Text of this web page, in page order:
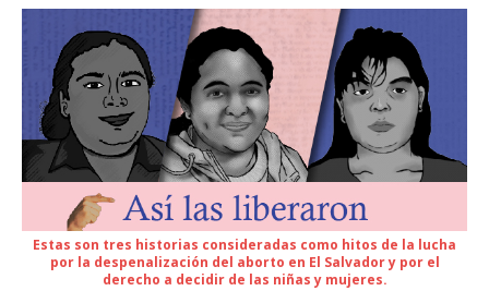
Estas son tres historias consideradas como hitos de la lucha
por la despenalización del aborto en El Salvador y por el
derecho a decidir de las niñas y mujeres.